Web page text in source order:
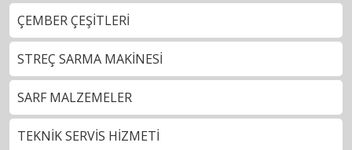
ÇEMBER ÇEŞİTLERİ
STREÇ SARMA MAKİNESİ
SARF MALZEMELER
TEKNİK SERVİS HİZMETİ